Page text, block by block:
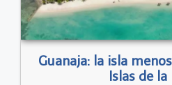
Guanaja: la isla
Islas de la